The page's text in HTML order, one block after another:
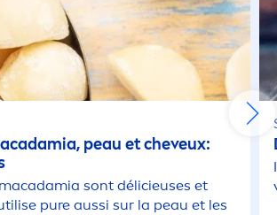
peau et cheveux:
sont délicieuses et
pure aussi sur la peau et les